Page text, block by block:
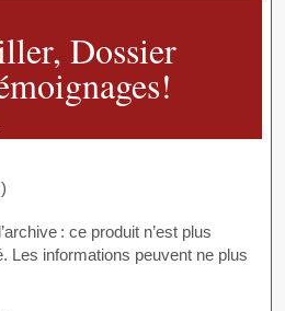
Dossier
: ce produit n’est plus
Les informations peuvent ne plus